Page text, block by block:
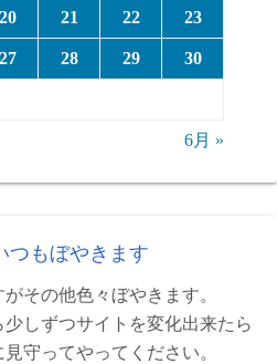
20 21 22 23
27 28 29 30
6月 »
つもぼやきます
その他色々ぼやきます。
しずつサイトを変化出来たら
守ってやってください。